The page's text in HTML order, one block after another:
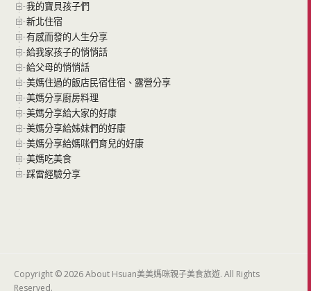
我的寶貝孩子們
新北住宿
有感而發的人生分享
給我家孩子的悄悄話
給父母的悄悄話
美媽住過的飯店民宿住宿、露營分享
美媽分享廚房料理
美媽分享給大家的好康
美媽分享給姊妹們的好康
美媽分享給媽咪們育兒的好康
美媽吃美食
踩雷經驗分享
Copyright © 2026 About Hsuan美美媽咪親子美食旅遊. All Rights
Reserved.